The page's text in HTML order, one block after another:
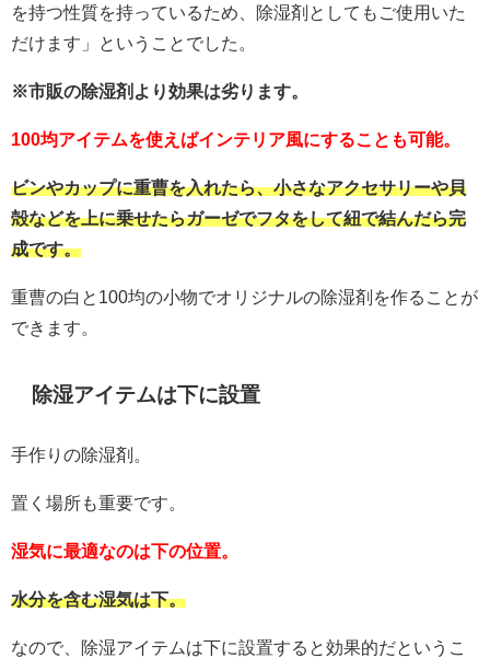
を持つ性質を持っているため、除湿剤としてもご使用いた
だけます」ということでした。
※市販の除湿剤より効果は劣ります。
100均アイテムを使えばインテリア風にすることも可能。
ビンやカップに重曹を入れたら、小さなアクセサリーや貝
殻などを上に乗せたらガーゼでフタをして紐で結んだら完
成です。
重曹の白と100均の小物でオリジナルの除湿剤を作ることが
できます。
除湿アイテムは下に設置
手作りの除湿剤。
置く場所も重要です。
湿気に最適なのは下の位置。
水分を含む湿気は下。
なので、除湿アイテムは下に設置すると効果的だというこ